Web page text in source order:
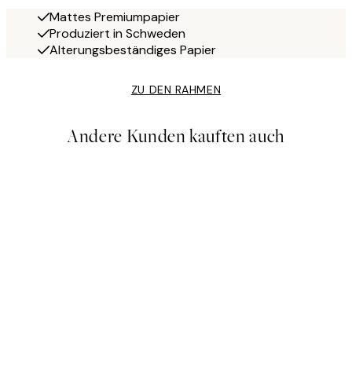
Mattes Premiumpapier
Produziert in Schweden
Alterungsbeständiges Papier
ZU DEN RAHMEN
Andere Kunden kauften auch